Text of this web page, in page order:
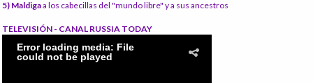
5) Maldigaa los cabecillas del "mundo libre" y a sus ancestros
TELEVISIÓN - CANAL RUSSIA TODAY